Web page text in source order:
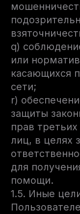
q)
или
касающихся
сети;
r)
защиты
прав третьих
лиц, в целях
для
помощи.
1.5. Иные